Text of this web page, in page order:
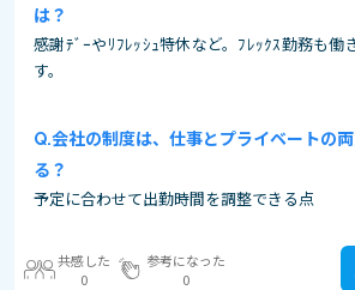
は？
感謝ﾃﾞｰやﾘﾌﾚｯｼｭ特休など。ﾌﾚｯｸｽ勤務も働
す。
会社の制度は、仕事とプライベートの
る？
予定に合わせて出勤時間を調整できる点
共感した
0
参考になった
0